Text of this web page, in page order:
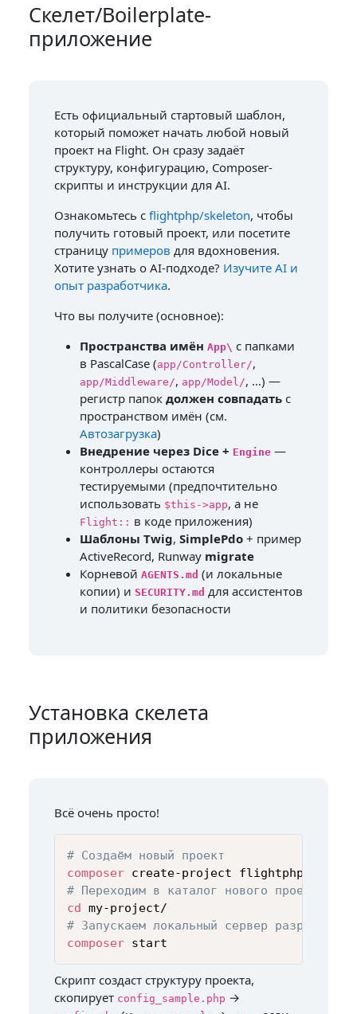
Скелет/Boilerplate-
приложение
Есть официальный стартовый шаблон,
который поможет начать любой новый
проект на Flight. Он сразу задаёт
структуру, конфигурацию, Composer-
скрипты и инструкции для AI.
Ознакомьтесь с flightphp/skeleton, чтобы
получить готовый проект, или посетите
страницу примеров для вдохновения.
Хотите узнать о AI-подходе? Изучите AI и
опыт разработчика.
Что вы получите (основное):
Пространства имён App\ с папками
в PascalCase (app/Controller/,
app/Middleware/, app/Model/, …) —
регистр папок должен совпадать с
пространством имён (см.
Автозагрузка)
Внедрение через Dice + Engine —
контроллеры остаются
тестируемыми (предпочтительно
использовать $this->app, а не
Flight:: в коде приложения)
Шаблоны Twig, SimplePdo + пример
ActiveRecord, Runway migrate
Корневой AGENTS.md (и локальные
копии) и SECURITY.md для ассистентов
и политики безопасности
Установка скелета
приложения
Всё очень просто!
# Создаём новый проект
composer
# Переходим в каталог нового проекта
cd
# Запускаем локальный сервер разработки
composer start
Скрипт создаст структуру проекта,
скопирует config_sample.php →